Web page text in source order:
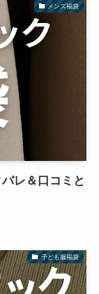
メンズ福袋
レ＆口コミと
子ども服福袋